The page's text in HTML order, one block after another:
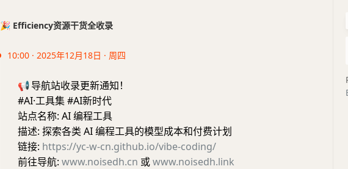
🎉 Efficiency资源干货全收录
10:00 · 2025年12月18日 · 周四
📢导航站收录更新通知！
#AI·工具集 #AI新时代
站点名称: AI 编程工具
描述: 探索各类 AI 编程工具的模型成本和付费计划
链接: https://yc-w-cn.github.io/vibe-coding/
前往导航: www.noisedh.cn 或www.noisedh.link